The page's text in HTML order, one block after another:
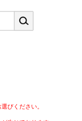
びください。